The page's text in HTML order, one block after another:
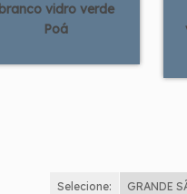
branco vidro verde
Poá
Selecione: GRANDE